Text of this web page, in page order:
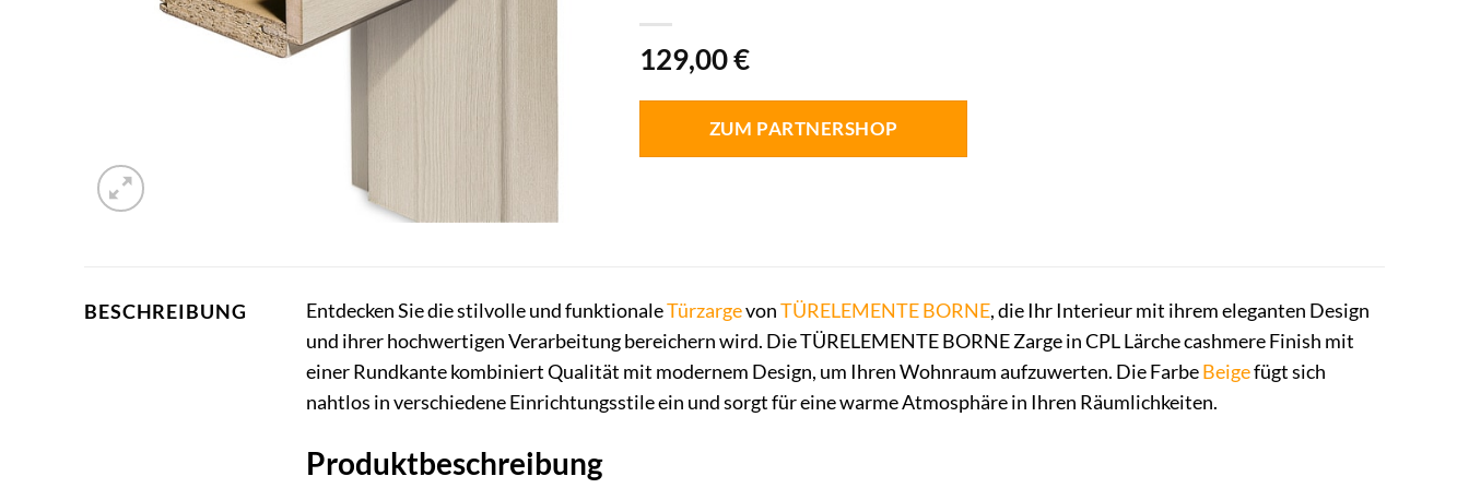
129,00€
ZUM PARTNERSHOP
BESCHREIBUNG Entdecken Sie die stilvolle und funktionaleTürzargevonTÜRELEMENTE BORNE, die Ihr Interieur mit ihrem eleganten Design
und ihrer hochwertigen Verarbeitung bereichern wird. Die TÜRELEMENTE BORNE Zarge in CPL Lärche cashmere Finish mit
einer Rundkante kombiniert Qualität mit modernem Design, um Ihren Wohnraum aufzuwerten. Die FarbeBeigefügt sich
nahtlos in verschiedene Einrichtungsstile ein und sorgt für eine warme Atmosphäre in Ihren Räumlichkeiten.
Produktbeschreibung